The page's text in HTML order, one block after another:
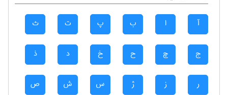
آ ا ب پ ت ث
ج چ ح خ د ذ
ر ز ژ س ش ص